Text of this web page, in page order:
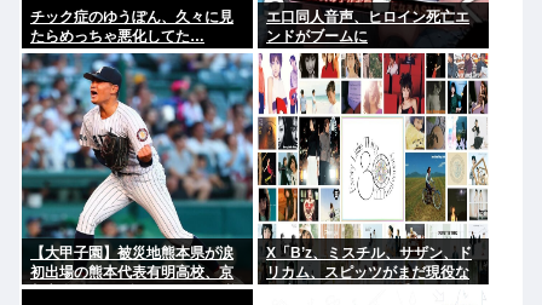
チック症のゆうぽん、久々に見
たらめっちゃ悪化してた…
エ口同人音声、ヒロイン死亡エ
ンドがブームに
【大甲子園】被災地熊本県が涙
初出場の熊本代表有明高校、京
都立命館に9回裏2アウトから逆
X「B’z、ミスチル、サザン、ド
リカム、スピッツがまだ現役な